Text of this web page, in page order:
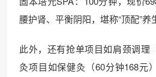
腰护肾、平衡阴阳，堪称“顶配”养
此外，还有抢单项目如肩颈调理
灸项目如保健灸（60分钟168元